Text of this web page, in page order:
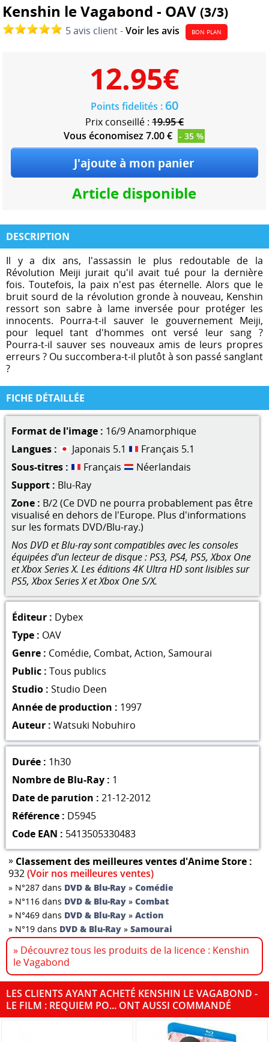
Kenshin le Vagabond - OAV(3/3)
5 avis client -Voir les avis BON PLAN
12.95€
Points fidelités : 60
Prix conseillé : 19.95 €
Vous économisez 7.00 €
- 35 %
Article disponible
DESCRIPTION
Il y a dix ans, l'assassin le plus redoutable de la
Révolution Meiji jurait qu'il avait tué pour la dernière
fois. Toutefois, la paix n'est pas éternelle. Alors que le
bruit sourd de la révolution gronde à nouveau, Kenshin
ressort son sabre à lame inversée pour protéger les
innocents. Pourra-t-il sauver le gouvernement Meiji,
pour lequel tant d'hommes ont versé leur sang ?
Pourra-t-il sauver ses nouveaux amis de leurs propres
erreurs ? Ou succombera-t-il plutôt à son passé sanglant
?
FICHE DÉTAILLÉE
Format de l'image : 16/9 Anamorphique
Langues :
Japonais 5.1
Français 5.1
Sous-titres :
Français
Néerlandais
Support : Blu-Ray
Zone : B/2 (Ce DVD ne pourra probablement pas être
visualisé en dehors de l'Europe. Plus d'informations
sur les formats DVD/Blu-ray.)
Nos DVD et Blu-ray sont compatibles avec les consoles
équipées d'un lecteur de disque : PS3, PS4, PS5, Xbox One
et Xbox Series X. Les éditions 4K Ultra HD sont lisibles sur
PS5, Xbox Series X et Xbox One S/X.
Éditeur : Dybex
Type : OAV
Genre : Comédie, Combat, Action, Samourai
Public : Tous publics
Studio : Studio Deen
Année de production : 1997
Auteur : Watsuki Nobuhiro
Durée : 1h30
Nombre de Blu-Ray : 1
Date de parution : 21-12-2012
Référence : D5945
Code EAN : 5413505330483
» Classement des meilleures ventes d'Anime Store :
932(Voir nos meilleures ventes)
» N°287 dans DVD & Blu-Ray »Comédie
» N°116 dans DVD & Blu-Ray »Combat
» N°469 dans DVD & Blu-Ray »Action
» N°19 dans DVD & Blu-Ray »Samourai
» Découvrez tous les produits de la licence : Kenshin
le Vagabond
LES CLIENTS AYANT ACHETÉ KENSHIN LE VAGABOND -
LE FILM : REQUIEM PO... ONT AUSSI COMMANDÉ